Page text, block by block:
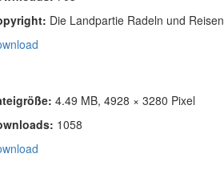
Die Landpartie Radeln und Reisen
4.49 MB, 4928 × 3280 Pixel
1058